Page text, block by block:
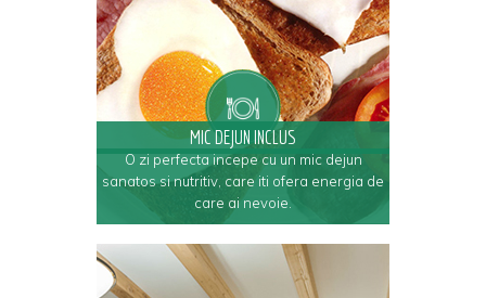
MIC DEJUN INCLUS
O zi perfecta incepe cu un mic dejun
sanatos si nutritiv, care iti ofera energia de
care ai nevoie.